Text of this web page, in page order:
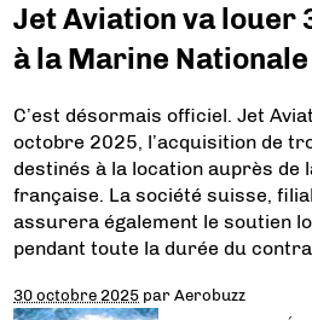
Jet Aviation va louer
à la Marine Nationale
C’est désormais officiel. Jet
octobre 2025, l’acquisition de
destinés à la location auprès de
française. La société suisse,
assurera également le soutien
pendant toute la durée du
30 octobre 2025 parAerobuzz